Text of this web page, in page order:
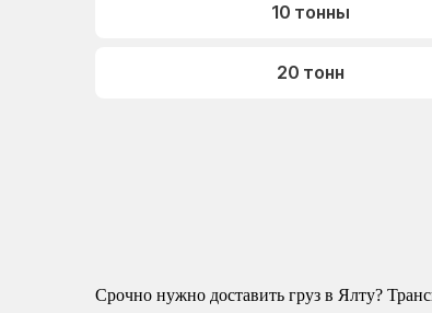
10 тонны
20 тонн
Срочно нужно доставить груз в Ялту?